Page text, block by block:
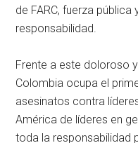
de FARC, fuerza pública
responsabilidad.
Frente a este doloroso
Colombia ocupa el
asesinatos contra
América de líderes en
toda la responsabilidad